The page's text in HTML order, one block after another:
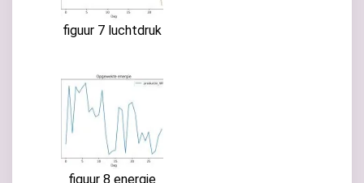
figuur 7 luchtdruk
figuur 8 energie